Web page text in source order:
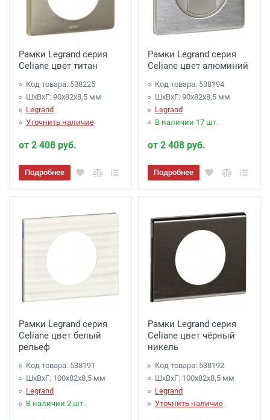
Рамки Legrand серия
Celiane цвет титан
Код товара: 538225
ШхВхГ: 90x82x8,5 мм
Legrand
Уточнить наличие
от 2 408 руб.
Подробнее
Рамки Legrand серия
Celiane цвет алюминий
Код товара: 538194
ШхВхГ: 90x82x8,5 мм
Legrand
В наличии 17 шт.
от 2 408 руб.
Подробнее
Рамки Legrand серия
Celiane цвет белый
рельеф
Код товара: 538191
ШхВхГ: 100x82x8,5 мм
Legrand
В наличии 2 шт.
Рамки Legrand серия
Celiane цвет чёрный
никель
Код товара: 538192
ШхВхГ: 100x82x8,5 мм
Legrand
Уточнить наличие